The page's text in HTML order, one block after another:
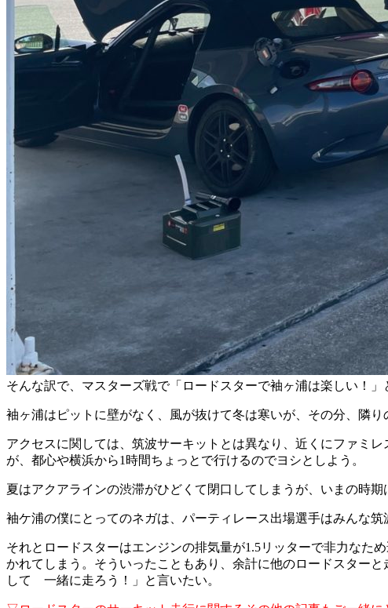
そんな訳で、マスターズ戦で「ロードスターで袖ヶ浦は楽しい！
袖ヶ浦はピットに壁がなく、風が抜けて冬は寒いが、その分、隣
アクセスに関しては、筑波サーキットとは異なり、近くにファミ
が、都心や横浜から1時間ちょっとで行けるのでヨシとしよう。
夏はアクアラインの渋滞がひどくて閉口してしまうが、いまの時
袖ケ浦の僕にとってのネガは、パーティレース出場選手はみんな
それとロードスターはエンジンの排気量が1.5リッターで非力なた
かれてしまう。そういったこともあり、余計に他のロードスター
して 一緒に走ろう！」と言いたい。